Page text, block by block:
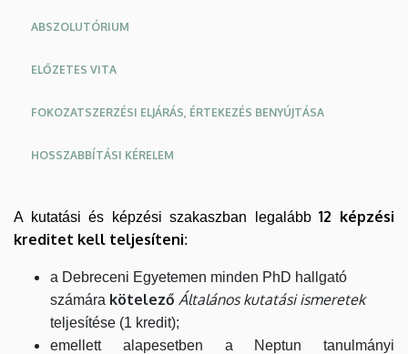
ABSZOLUTÓRIUM
ELŐZETES VITA
FOKOZATSZERZÉSI ELJÁRÁS, ÉRTEKEZÉS BENYÚJTÁSA
HOSSZABBÍTÁSI KÉRELEM
A kutatási és képzési szakaszban legalább12 képzési
kreditet kell teljesíteni:
a Debreceni Egyetemen minden PhD hallgató
számára kötelező Általános kutatási ismeretek
teljesítése (1 kredit);
emellett alapesetben a Neptun tanulmányi